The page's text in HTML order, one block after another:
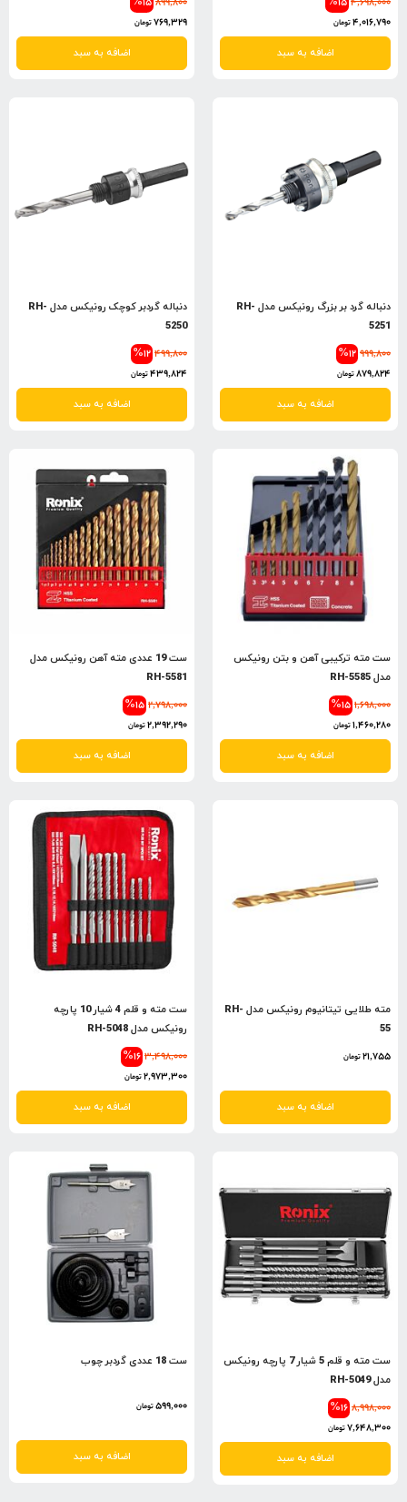
4,016,790تومان
اضافه به سبد
769,329تومان
اضافه به سبد
دنباله گرد بر بزرگ رونیکس مدل RH-
5251
%12 999,800
879,824تومان
اضافه به سبد
دنباله گردبر کوچک رونیکس مدل RH-
5250
%12 499,800
439,824تومان
اضافه به سبد
ست مته ترکیبی آهن و بتن رونیکس
مدل RH-5585
%15 1,698,000
1,460,280تومان
اضافه به سبد
ست 19 عددی مته آهن رونیکس مدل
RH-5581
%15 2,798,000
2,392,290تومان
اضافه به سبد
مته طلایی تیتانیوم رونیکس مدل RH-
55
21,755تومان
اضافه به سبد
ست مته و قلم 4 شیار 10 پارچه
رونیکس مدل RH-5048
%16 3,498,000
2,973,300تومان
اضافه به سبد
ست مته و قلم 5 شیار 7 پارچه رونیکس
مدل RH-5049
%16 8,998,000
7,648,300تومان
اضافه به سبد
ست 18 عددی گردبر چوب
599,000تومان
اضافه به سبد